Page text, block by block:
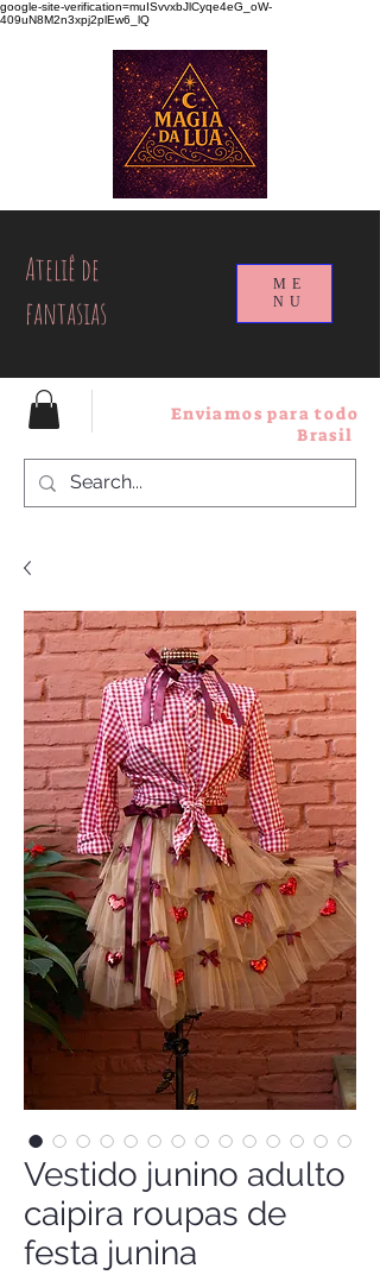
google-site-verification=muISvvxbJlCyqe4eG_oW-
409uN8M2n3xpj2plEw6_lQ
Ateliê de
fantasias
ME
NU
Enviamos para todo
Brasil
Vestido junino adulto
caipira roupas de
festa junina